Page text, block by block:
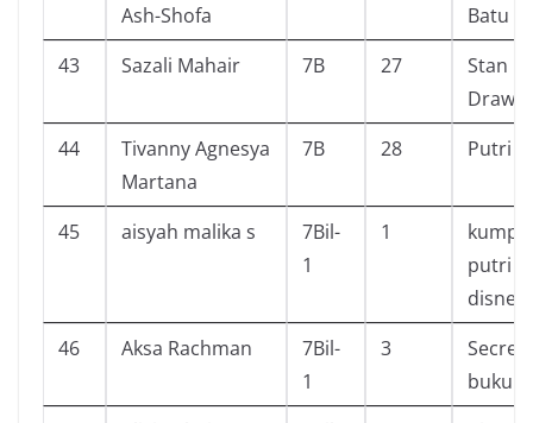
Ash-Shofa
Batu
43
Sazali Mahair 7B 27
Stan
Draw
44
Tivanny Agnesya
Martana
7B 28 Putri
45 aisyah malika s
7Bil-
1
1
putri
disney
46
Aksa Rachman
7Bil-
1
3
Secret
buku